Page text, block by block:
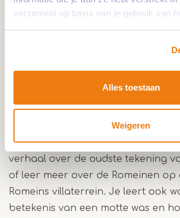
verzameld op basis van je gebruik van
Alles toestaan
Weigeren
Er is ook een extra infofolder over
de bezienswaardigheden.
Op vier Archeo Route Limburg
diverse belangrijke aspecten en
geschiedenis van Roerdalen.
verhaal over de oudste tekening
of leer meer over de Romeinen op
Romeins villaterrein. Je leert ook
betekenis van een motte was en